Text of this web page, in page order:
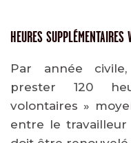
HEURES
Par année
prester 120
volontaires »
entre le travailleur